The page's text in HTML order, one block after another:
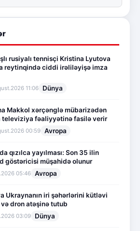
rusiyalı tennisçi Kristina Lyutova
reytinqində ciddi irəliləyişə imza
11:06 Dünya
Makkol xərçənglə mübarizədən
televiziya fəaliyyətinə fasilə verir
00:59 Avropa
qızılca yayılması: Son 35 ilin
göstəricisi müşahidə olunur
05:46 Avropa
Ukraynanın iri şəhərlərini kütləvi
dron atəşinə tutub
03:09 Dünya